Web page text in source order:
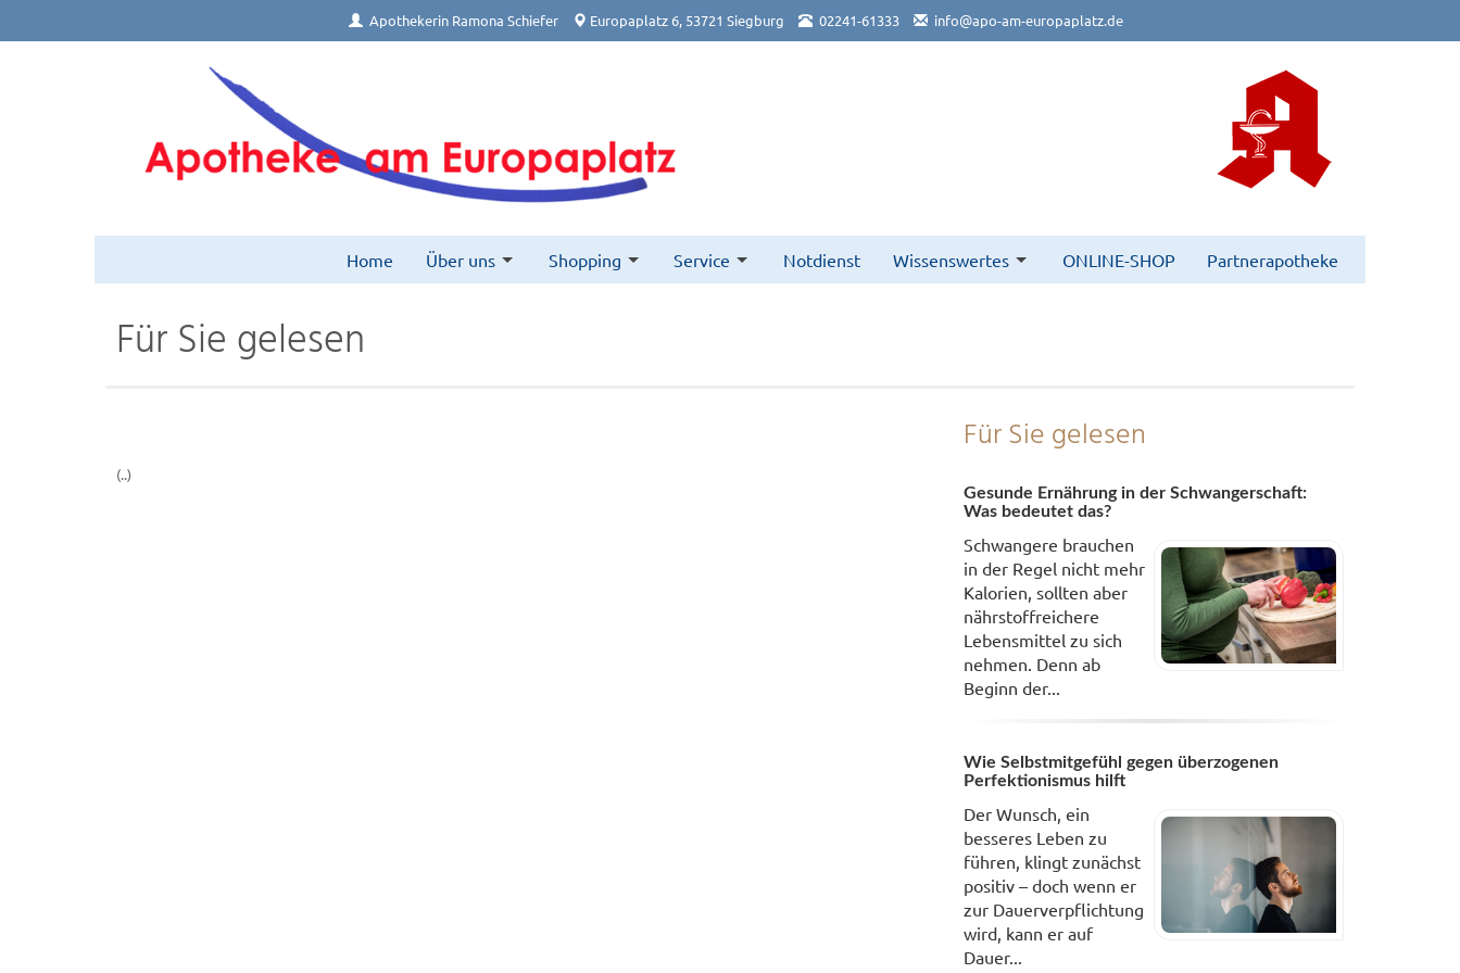
Apothekerin Ramona Schiefer Europaplatz 6, 53721 Siegburg 02241-61333 info@apo-am-europaplatz.de
Home Über uns Shopping Service Notdienst Wissenswertes ONLINE-SHOP Partnerapotheke
Für Sie gelesen
(..)
Für Sie gelesen
Gesunde Ernährung in der Schwangerschaft:
Was bedeutet das?
Schwangere brauchen
in der Regel nicht mehr
Kalorien, sollten aber
nährstoffreichere
Lebensmittel zu sich
nehmen. Denn ab
Beginn der...
Wie Selbstmitgefühl gegen überzogenen
Perfektionismus hilft
Der Wunsch, ein
besseres Leben zu
führen, klingt zunächst
positiv – doch wenn er
zur Dauerverpflichtung
wird, kann er auf
Dauer...